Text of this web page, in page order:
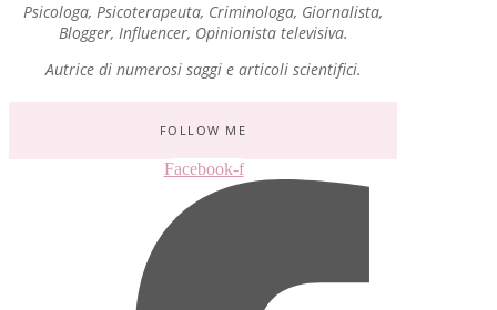
Psicologa, Psicoterapeuta, Criminologa, Giornalista,
Blogger, Influencer, Opinionista televisiva.
Autrice di numerosi saggi e articoli scientifici.
FOLLOW ME
Facebook-f